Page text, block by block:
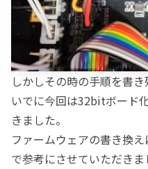
しかしその時の手順を書
いでに今回は32bitボード
きました。
ファームウェアの書き換
で参考にさせていただき